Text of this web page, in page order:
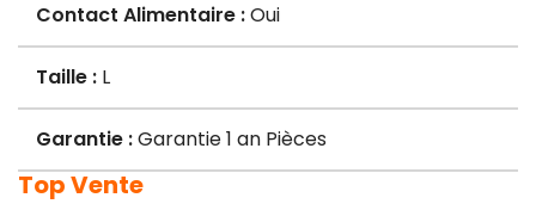
Contact Alimentaire :Oui
Taille : L
Garantie :Garantie 1 an Pièces
Top Vente